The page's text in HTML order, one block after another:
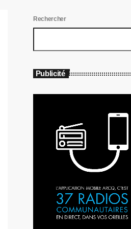
Rechercher
Publicité